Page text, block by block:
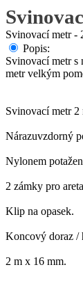
Svinovací metr -
Popis:
Svinovací metr s
metr velkým
Svinovací metr 2
Nárazuvzdorný
Nylonem
2 zámky pro
Klip na opasek.
Koncový doraz /
2 m x 16 mm.